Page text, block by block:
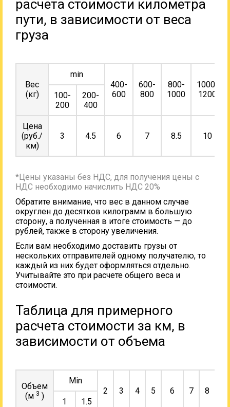
расчета стоимости километра
пути, в зависимости от веса
груза
Вес
(кг)
min
400-
600
600-
800
800-
1000
1000-
1200
100-
200
200-
400
Цена
(руб./
км)
3 4.5 6 7 8.5 10
*Цены указаны без НДС, для получения цены с
НДС необходимо начислить НДС 20%
Обратите внимание, что вес в данном случае
округлен до десятков килограмм в большую
сторону, а полученная в итоге стоимость — до
рублей, также в сторону увеличения.
Если вам необходимо доставить грузы от
нескольких отправителей одному получателю, то
каждый из них будет оформляться отдельно.
Учитывайте это при расчете общего веса и
стоимости.
Таблица для примерного
расчета стоимости за км, в
зависимости от объема
Объем
(м 3 )
Min
2
3 4 5 6 7 8
1
1.5